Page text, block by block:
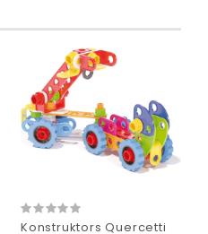
Konstruktors Quercetti